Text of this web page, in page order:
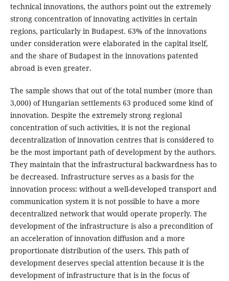
technical innovations, the authors point out the extremely
strong concentration of innovating activities in certain
regions, particularly in Budapest. 63% of the innovations
under consideration were elaborated in the capital itself,
and the share of Budapest in the innovations patented
abroad is even greater.
The sample shows that out of the total number (more than
3,000) of Hungarian settlements 63 produced some kind of
innovation. Despite the extremely strong regional
concentration of such activities, it is not the regional
decentralization of innovation centres that is considered to
be the most important path of development by the authors.
They maintain that the infrastructural backwardness has to
be decreased. Infrastructure serves as a basis for the
innovation process: without a well-developed transport and
communication system it is not possible to have a more
decentralized network that would operate properly. The
development of the infrastructure is also a precondition of
an acceleration of innovation diffusion and a more
proportionate distribution of the users. This path of
development deserves special attention because it is the
development of infrastructure that is in the focus of